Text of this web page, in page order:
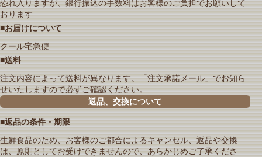
恐れ入りますが、銀行振込の手数料はお客様のご負担でお願いして
おります
■お届けについて
クール宅急便
■送料
注文内容によって送料が異なります。「注文承諾メール」でお知ら
せいたしますので必ずご確認ください。
返品、交換について
■返品の条件・期限
生鮮食品のため、お客様のご都合によるキャンセル、返品や交換
は、原則としてお受けできませんので、あらかじめご了承くださ